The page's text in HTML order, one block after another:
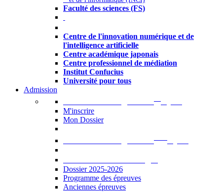
Faculté des sciences (FS)
Centre de l'innovation numérique et de
l'intelligence artificielle
Centre académique japonais
Centre professionnel de médiation
Institut Confucius
Université pour tous
Admission
M'inscrire
Mon Dossier
Dossier 2025-2026
Programme des épreuves
Anciennes épreuves